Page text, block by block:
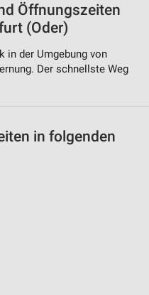
Öffnungszeiten
(Oder)
in der Umgebung von
Der schnellste Weg
in folgenden
oder